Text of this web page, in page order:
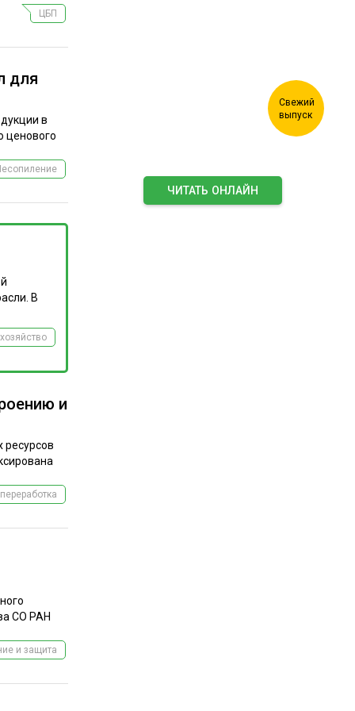
ЦБП
для
в
ценового
и
ресурсов
СО РАН
и защита
В
ЧИТАТЬ ОНЛАЙН